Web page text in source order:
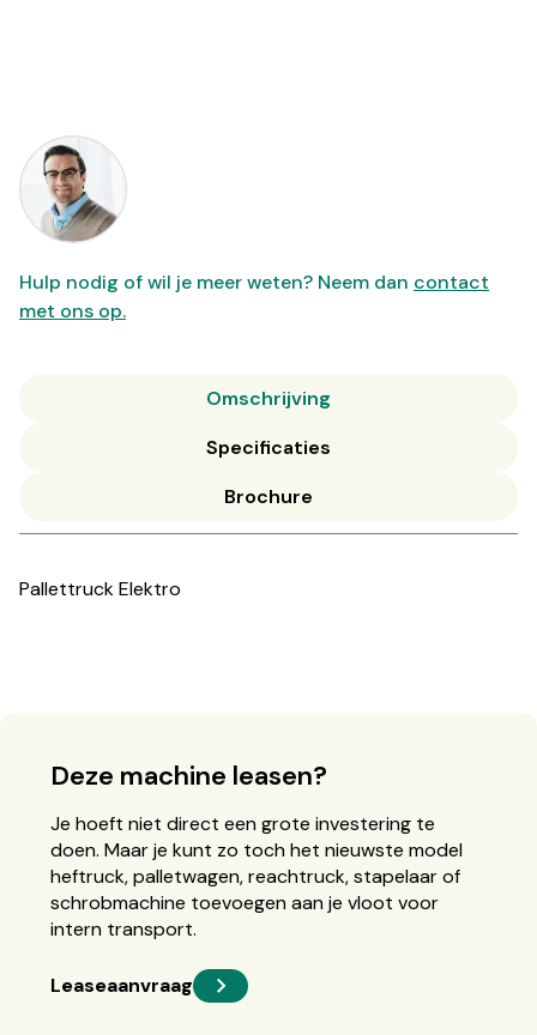
Hulp nodig of wil je meer weten? Neem dan contact
met ons op.
Omschrijving
Specificaties
Brochure
Pallettruck Elektro
Deze machine leasen?
Je hoeft niet direct een grote investering te
doen. Maar je kunt zo toch het nieuwste model
heftruck, palletwagen, reachtruck, stapelaar of
schrobmachine toevoegen aan je vloot voor
intern transport.
Leaseaanvraag